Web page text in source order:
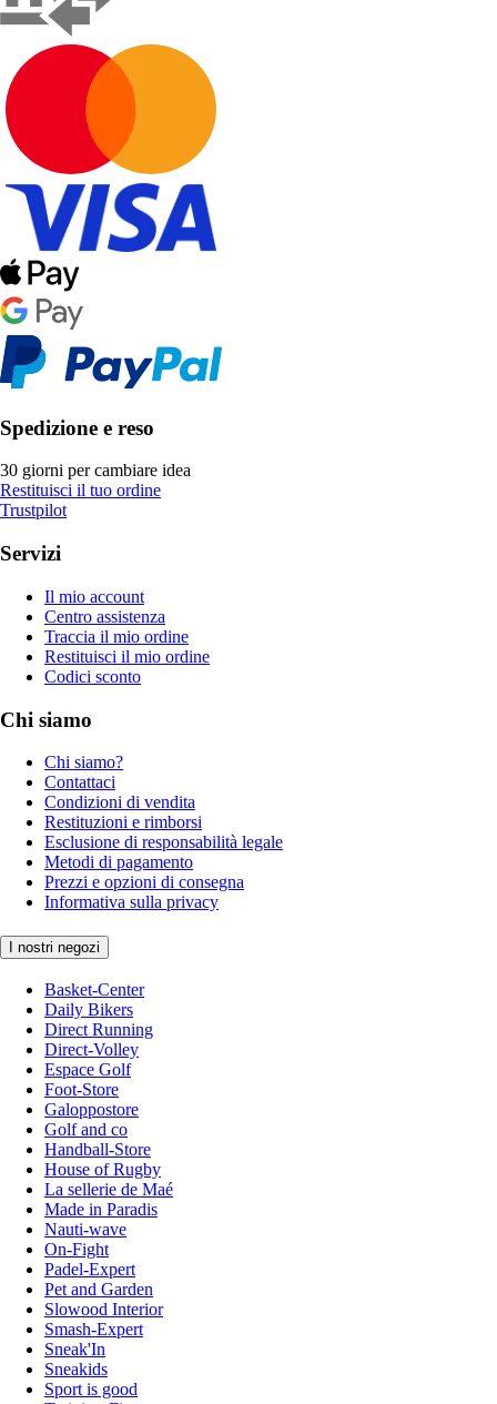
Spedizione e reso
30 giorni per cambiare idea
Restituisci il tuo ordine
Trustpilot
Servizi
Il mio account
Centro assistenza
Traccia il mio ordine
Restituisci il mio ordine
Codici sconto
Chi siamo
Chi siamo?
Contattaci
Condizioni di vendita
Restituzioni e rimborsi
Esclusione di responsabilità legale
Metodi di pagamento
Prezzi e opzioni di consegna
Informativa sulla privacy
I nostri negozi
Basket-Center
Daily Bikers
Direct Running
Direct-Volley
Espace Golf
Foot-Store
Galoppostore
Golf and co
Handball-Store
House of Rugby
La sellerie de Maé
Made in Paradis
Nauti-wave
On-Fight
Padel-Expert
Pet and Garden
Slowood Interior
Smash-Expert
Sneak'In
Sneakids
Sport is good